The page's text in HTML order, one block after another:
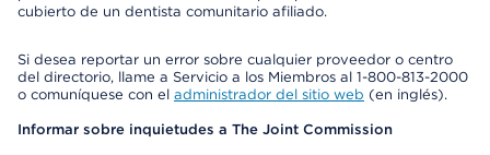
cubierto de un dentista comunitario afiliado.
Si desea reportar un error sobre cualquier proveedor o centro
del directorio, llame a Servicio a los Miembros al 1-800-813-2000
o comuníquese con el administrador del sitio web (en inglés).
Informar sobre inquietudes a The Joint Commission